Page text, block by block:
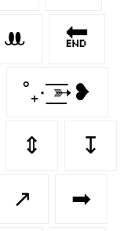
ꔚ 🔚
˚₊· ͟͟͞͞➳❥
⇕ ↧
↗️ ➡